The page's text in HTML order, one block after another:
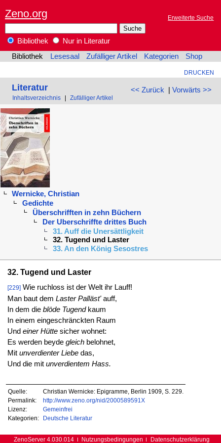
Zeno.org Erweiterte Suche
Bibliothek
Nur in Literatur
Bibliothek
Lesesaal Zufälliger Artikel Kategorien Shop
DRUCKEN
<< Zurück | Vorwärts >>
Literatur
Inhaltsverzeichnis Zufälliger Artikel
Wernicke, Christian
Gedichte
Überschrifften in zehn Büchern
Der Uberschriffte drittes Buch
31. Auff die Unersättligkeit
32. Tugend und Laster
33. An den König Sesostres
32. Tugend und Laster
[229]Wie ruchloss ist der Welt ihr Lauff!
Man baut dem Laster Palläst'auff,
In dem die blöde Tugendkaum
In einem eingeschränckten Raum
Und einer Hüttesicher wohnet:
Es werden beyde gleichbelohnet,
Mit unverdienter Liebedas,
Und die mit unverdientem Hass.
Quelle:
Christian Wernicke: Epigramme, Berlin 1909, S. 229.
Permalink:
http://www.zeno.org/nid/2000589591X
Lizenz:
Gemeinfrei
Kategorien:
Deutsche Literatur
ZenoServer 4.030.014 Nutzungsbedingungen
Datenschutzerklärung